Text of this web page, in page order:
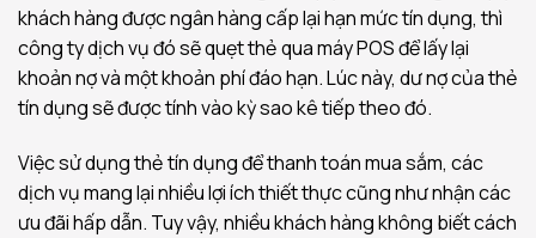
khách hàng được ngân hàng cấp lại hạn mức tín dụng, thì
công ty dịch vụ đó sẽ quẹt thẻ qua máy POS để lấy lại
khoản nợ và một khoản phí đáo hạn. Lúc này, dư nợ của thẻ
tín dụng sẽ được tính vào kỳ sao kê tiếp theo đó.
Việc sử dụng thẻ tín dụng để thanh toán mua sắm, các
dịch vụ mang lại nhiều lợi ích thiết thực cũng như nhận các
ưu đãi hấp dẫn. Tuy vậy, nhiều khách hàng không biết cách